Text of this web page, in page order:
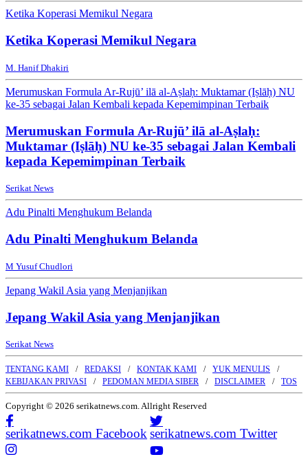
Ketika Koperasi Memikul Negara
Ketika Koperasi Memikul Negara
M. Hanif Dhakiri
Merumuskan Formula Ar-Rujū’ ilā al-Aṣlaḥ: Muktamar (Iṣlāḥ) NU
ke-35 sebagai Jalan Kembali kepada Kepemimpinan Terbaik
Merumuskan Formula Ar-Rujū’ ilā al-Aṣlaḥ:
Muktamar (Iṣlāḥ) NU ke-35 sebagai Jalan Kembali
kepada Kepemimpinan Terbaik
Serikat News
Adu Pinalti Menghukum Belanda
Adu Pinalti Menghukum Belanda
M Yusuf Chudlori
Jepang Wakil Asia yang Menjanjikan
Jepang Wakil Asia yang Menjanjikan
Serikat News
TENTANG KAMI REDAKSI KONTAK KAMI
YUK MENULIS
KEBIJAKAN PRIVASI
PEDOMAN MEDIA SIBER DISCLAIMER TOS
Copyright © 2026 serikatnews.com. Allright Reserved
serikatnews.com Facebook serikatnews.com Twitter